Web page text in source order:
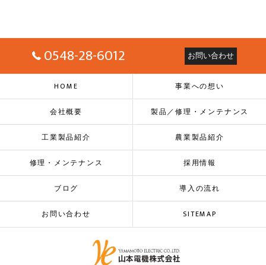
0548-28-6012 お問い合わせ
HOME 事業への想い
会社概要 製品／修理・メンテナンス
工業製品紹介 農業製品紹介
修理・メンテナンス 採用情報
ブログ 導入の流れ
お問い合わせ SITEMAP